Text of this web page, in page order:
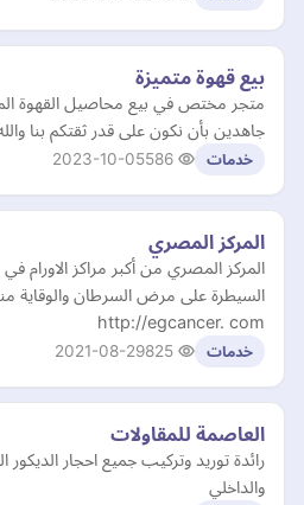
بيع قهوة متميزة
متجر مختص في بيع محاصيل القهوة
جاهدين بأن نكون على قدر ثقتكم بنا
خدمات 2023-10-05
المركز المصري
المركز المصري من أكبر مراكز الاورام
السيطرة على مرض السرطان والوقاية
http://egcancer. com
خدمات 2021-08-29
العاصمة للمقاولات
رائدة توريد وتركيب جميع احجار
والداخلي